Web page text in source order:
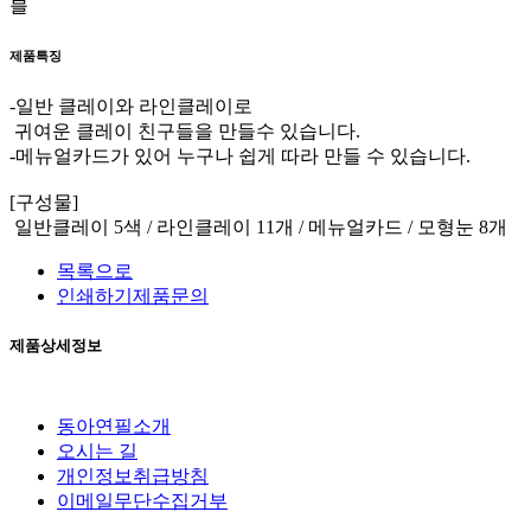
블
제품특징
-일반 클레이와 라인클레이로
귀여운 클레이 친구들을 만들수 있습니다.
-메뉴얼카드가 있어 누구나 쉽게 따라 만들 수 있습니다.
[구성물]
일반클레이 5색 / 라인클레이 11개 / 메뉴얼카드 / 모형눈 8개
목록으로
인쇄하기 제품문의
제품상세정보
동아연필소개
오시는 길
개인정보취급방침
이메일무단수집거부